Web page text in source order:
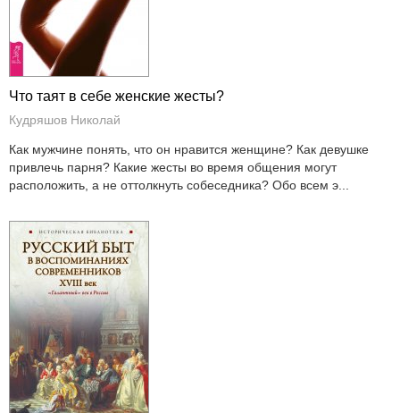
Что таят в себе женские жесты?
Кудряшов Николай
Как мужчине понять, что он нравится женщине? Как девушке
привлечь парня? Какие жесты во время общения могут
расположить, а не оттолкнуть собеседника? Обо всем э...